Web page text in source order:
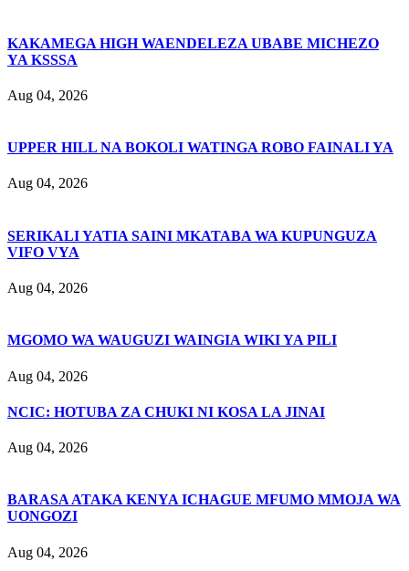
KAKAMEGA HIGH WAENDELEZA UBABE MICHEZO
YA KSSSA
Aug 04, 2026
UPPER HILL NA BOKOLI WATINGA ROBO FAINALI YA
Aug 04, 2026
SERIKALI YATIA SAINI MKATABA WA KUPUNGUZA
VIFO VYA
Aug 04, 2026
MGOMO WA WAUGUZI WAINGIA WIKI YA PILI
Aug 04, 2026
NCIC: HOTUBA ZA CHUKI NI KOSA LA JINAI
Aug 04, 2026
BARASA ATAKA KENYA ICHAGUE MFUMO MMOJA WA
UONGOZI
Aug 04, 2026